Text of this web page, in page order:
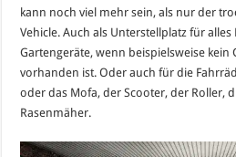
kann noch viel mehr sein, als nur der
Vehicle. Auch als Unterstellplatz für
Gartengeräte, wenn beispielsweise kein
vorhanden ist. Oder auch für die
oder das Mofa, der Scooter, der Roller,
Rasenmäher.